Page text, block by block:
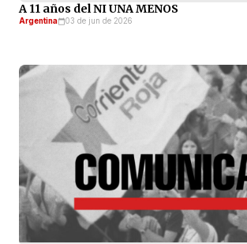
A 11 años del NI UNA MENOS
Argentina 03 de jun de 2026